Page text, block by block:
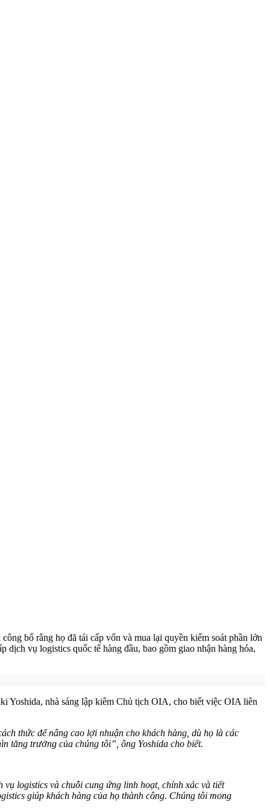
bố rằng họ đã tái cấp vốn và mua lại quyền kiểm soát phần lớn
vụ logistics quốc tế hàng đầu, bao gồm giao nhận hàng hóa,
Yoshida, nhà sáng lập kiêm Chủ tịch OIA, cho biết việc OIA liên
thức để nâng cao lợi nhuận cho khách hàng, dù họ là các
tăng trưởng của chúng tôi”, ông Yoshida cho biết.
logistics và chuỗi cung ứng linh hoạt, chính xác và tiết
giúp khách hàng của họ thành công. Chúng tôi mong